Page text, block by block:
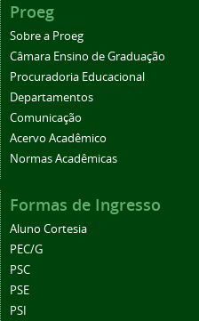
Proeg
Sobre a Proeg
Câmara Ensino de Graduação
Procuradoria Educacional
Departamentos
Comunicação
Acervo Acadêmico
Normas Acadêmicas
Formas de Ingresso
Aluno Cortesia
PEC/G
PSC
PSE
PSI